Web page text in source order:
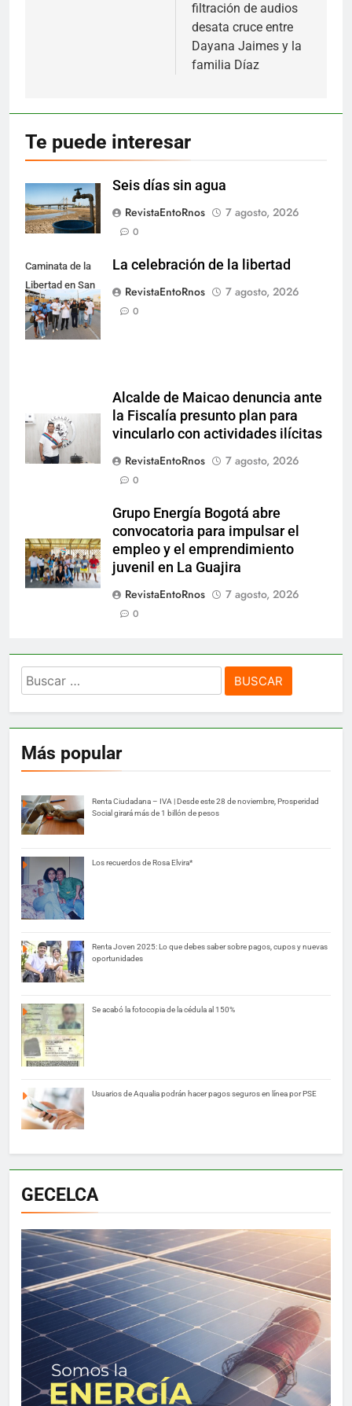
filtración de audios
desata cruce entre
Dayana Jaimes y la
familia Díaz
Te puede interesar
Seis días sin agua
RevistaEntoRnos
7 agosto, 2026
0
Caminata de la
Libertad en San
Nicolás.
La celebración de la libertad
RevistaEntoRnos
7 agosto, 2026
0
Alcalde de Maicao denuncia ante
la Fiscalía presunto plan para
vincularlo con actividades ilícitas
RevistaEntoRnos
7 agosto, 2026
0
Grupo Energía Bogotá abre
convocatoria para impulsar el
empleo y el emprendimiento
juvenil en La Guajira
RevistaEntoRnos
7 agosto, 2026
0
Buscar:
Más popular
Renta Ciudadana – IVA | Desde este 28 de noviembre, Prosperidad
Social girará más de 1 billón de pesos
Los recuerdos de Rosa Elvira*
Renta Joven 2025: Lo que debes saber sobre pagos, cupos y nuevas
oportunidades
Se acabó la fotocopia de la cédula al 150%
Usuarios de Aqualia podrán hacer pagos seguros en línea por PSE
GECELCA